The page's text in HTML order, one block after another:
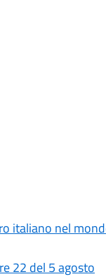
italiano nel
22 del 5 agosto